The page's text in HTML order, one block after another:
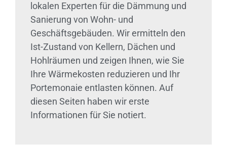
lokalen Experten für die Dämmung und
Sanierung von Wohn- und
Geschäftsgebäuden. Wir ermitteln den
Ist-Zustand von Kellern, Dächen und
Hohlräumen und zeigen Ihnen, wie Sie
Ihre Wärmekosten reduzieren und Ihr
Portemonaie entlasten können. Auf
diesen Seiten haben wir erste
Informationen für Sie notiert.